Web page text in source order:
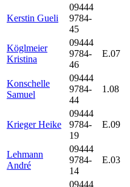
Kerstin Gueli
09444
9784-
45
Köglmeier
Kristina
09444
9784-
46
E.07
Konschelle
Samuel
09444
9784-
44
1.08
Krieger Heike
09444
9784-
19
E.09
Lehmann
André
09444
9784-
14
E.03
09444